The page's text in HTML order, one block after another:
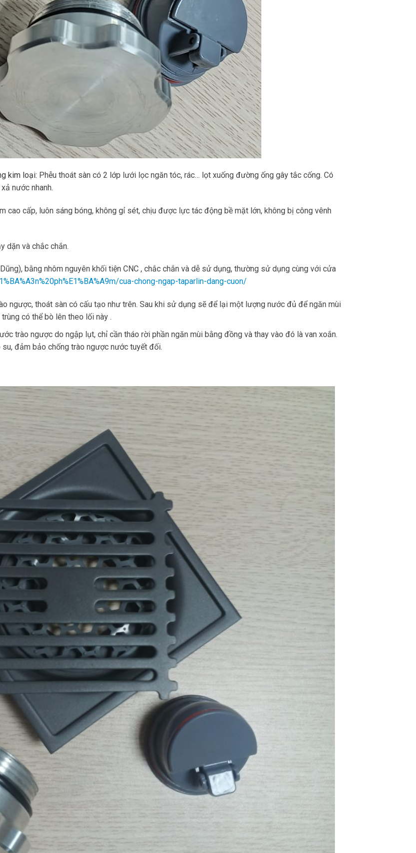
kim loại: Phễu thoát sàn có 2 lớp lưới lọc ngăn tóc, rác… lọt xuống đường ống gây tắc cống. Có
nước nhanh.
cao cấp, luôn sáng bóng, không gỉ sét, chịu được lực tác động bề mặt lớn, không bị công vênh
dặn và chắc chắn.
bằng nhôm nguyên khối tiện CNC , chắc chắn và dễ sử dụng, thường sử dụng cùng với cửa
cua-chong-ngap-taparlin-dang-cuon/
ngược, thoát sàn có cấu tạo như trên. Sau khi sử dụng sẽ để lại một lượng nước đủ để ngăn mùi
có thể bò lên theo lối này .
trào ngược do ngập lụt,chỉ cần tháo rời phần ngăn mùi bằng đồng và thay vào đó là van xoắn.
đảm bảo chống trào ngược nước tuyết đối.